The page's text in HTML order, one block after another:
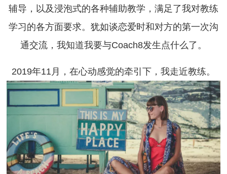
辅导，以及浸泡式的各种辅助教学，满足了我对教练
学习的各方面要求。犹如谈恋爱时和对方的第一次沟
通交流，我知道我要与Coach8发生点什么了。
2019年11月，在心动感觉的牵引下，我走近教练。